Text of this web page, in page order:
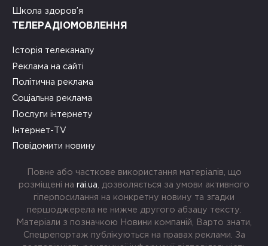
Школа здоров’я
ТЕЛЕРАДІОМОВЛЕННЯ
Історія телеканалу
Реклама на сайті
Політична реклама
Соціальна реклама
Послуги інтернету
Інтернет-TV
Повідомити новину
Повне або часткове використання матеріалів, що
розміщені на rai.ua , дозволяється за умови активного
гіперпосилання на конкретну новину та згадки
першоджерела не нижче другого абзацу тексту.
Матеріали з позначкою Новини компаній, Варто знати,
Спецрепортаж публікуються на правах реклами. За